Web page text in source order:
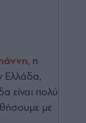
, η
Ελλάδα,
είναι πολύ
με